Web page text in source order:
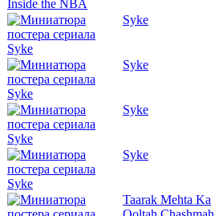
Syke
Syke
Syke
Syke
Taarak Mehta Ka